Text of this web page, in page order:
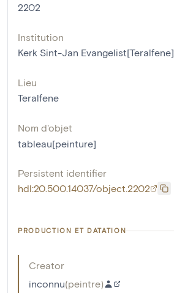
2202
Institution
Kerk Sint-Jan Evangelist[Teralfene]
Lieu
Teralfene
Nom d'objet
tableau[peinture]
Persistent identifier
hdl:20.500.14037/object.2202
PRODUCTION ET DATATION
Creator
inconnu(peintre)